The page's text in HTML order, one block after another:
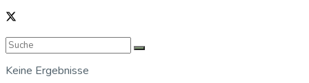
Keine Ergebnisse